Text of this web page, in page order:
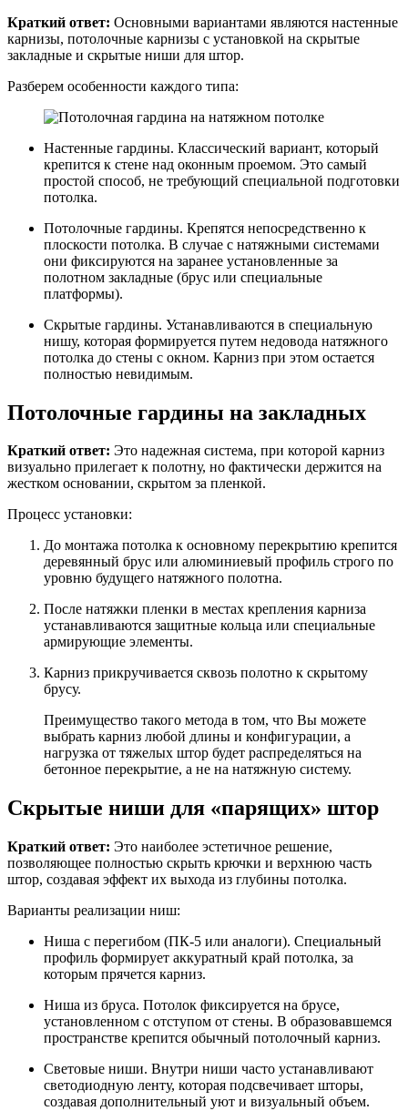
Краткий ответ: Основными вариантами являются настенные
карнизы, потолочные карнизы с установкой на скрытые
закладные и скрытые ниши для штор.
Разберем особенности каждого типа:
Настенные гардины. Классический вариант, который
крепится к стене над оконным проемом. Это самый
простой способ, не требующий специальной подготовки
потолка.
Потолочные гардины. Крепятся непосредственно к
плоскости потолка. В случае с натяжными системами
они фиксируются на заранее установленные за
полотном закладные (брус или специальные
платформы).
Скрытые гардины. Устанавливаются в специальную
нишу, которая формируется путем недовода натяжного
потолка до стены с окном. Карниз при этом остается
полностью невидимым.
Потолочные гардины на закладных
Краткий ответ: Это надежная система, при которой карниз
визуально прилегает к полотну, но фактически держится на
жестком основании, скрытом за пленкой.
Процесс установки:
До монтажа потолка к основному перекрытию крепится
деревянный брус или алюминиевый профиль строго по
уровню будущего натяжного полотна.
После натяжки пленки в местах крепления карниза
устанавливаются защитные кольца или специальные
армирующие элементы.
Карниз прикручивается сквозь полотно к скрытому
брусу.
Преимущество такого метода в том, что Вы можете
выбрать карниз любой длины и конфигурации, а
нагрузка от тяжелых штор будет распределяться на
бетонное перекрытие, а не на натяжную систему.
Скрытые ниши для «парящих» штор
Краткий ответ: Это наиболее эстетичное решение,
позволяющее полностью скрыть крючки и верхнюю часть
штор, создавая эффект их выхода из глубины потолка.
Варианты реализации ниш:
Ниша с перегибом (ПК-5 или аналоги). Специальный
профиль формирует аккуратный край потолка, за
которым прячется карниз.
Ниша из бруса. Потолок фиксируется на брусе,
установленном с отступом от стены. В образовавшемся
пространстве крепится обычный потолочный карниз.
Световые ниши. Внутри ниши часто устанавливают
светодиодную ленту, которая подсвечивает шторы,
создавая дополнительный уют и визуальный объем.